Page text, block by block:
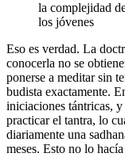
la complejidad
los jóvenes
Eso es verdad. La
conocerla no se
ponerse a meditar sin
budista exactamente.
iniciaciones tántricas,
practicar el tantra, lo
diariamente una
meses. Esto no lo